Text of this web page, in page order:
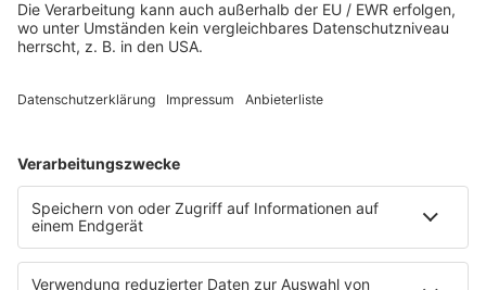
Konzerte und Events
Comedy
Wetter
Verkehr
PODCASTS